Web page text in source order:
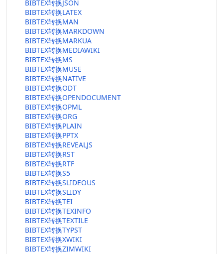
BIBTEX转换JSON
BIBTEX转换LATEX
BIBTEX转换MAN
BIBTEX转换MARKDOWN
BIBTEX转换MARKUA
BIBTEX转换MEDIAWIKI
BIBTEX转换MS
BIBTEX转换MUSE
BIBTEX转换NATIVE
BIBTEX转换ODT
BIBTEX转换OPENDOCUMENT
BIBTEX转换OPML
BIBTEX转换ORG
BIBTEX转换PLAIN
BIBTEX转换PPTX
BIBTEX转换REVEALJS
BIBTEX转换RST
BIBTEX转换RTF
BIBTEX转换S5
BIBTEX转换SLIDEOUS
BIBTEX转换SLIDY
BIBTEX转换TEI
BIBTEX转换TEXINFO
BIBTEX转换TEXTILE
BIBTEX转换TYPST
BIBTEX转换XWIKI
BIBTEX转换ZIMWIKI